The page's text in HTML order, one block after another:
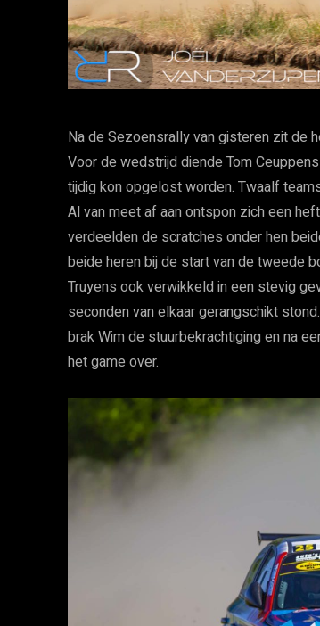
Na de Sezoensrally van gisteren zit de
Voor de wedstrijd diende Tom
tijdig kon opgelost worden. Twaalf
Al van meet af aan ontspon zich een
verdeelden de scratches onder hen
beide heren bij de start van de tweede
Truyens ook verwikkeld in een stevig
seconden van elkaar gerangschikt
brak Wim de stuurbekrachtiging en na
het game over.